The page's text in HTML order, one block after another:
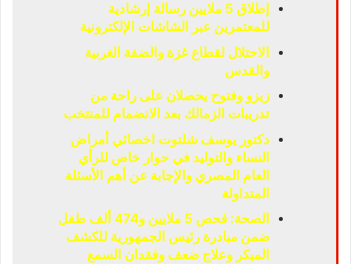
إطلاق 5 ملايين رسالة إرشادية
للمعتمرين عبر الشاشات الإلكترونية
الاحتلال لقطاع غزة والضفة الغربية
والقدس
زيزو وفتوح يحصلان على راحة من
تدريبات الزمالك بعد الانضمام للمنتخب
دكتور يوسف شلتوت اخصائي أمراض
النساء والتوليد في حوار خاص للرأي
العام المصري والإجابة عن أهم الأسئلة
المتداولة
الصحة: فحص 5 ملايين و474 ألف طفل
ضمن مبادرة رئيس الجمهورية للكشف
المبكر وعلاج ضعف وفقدان السمع